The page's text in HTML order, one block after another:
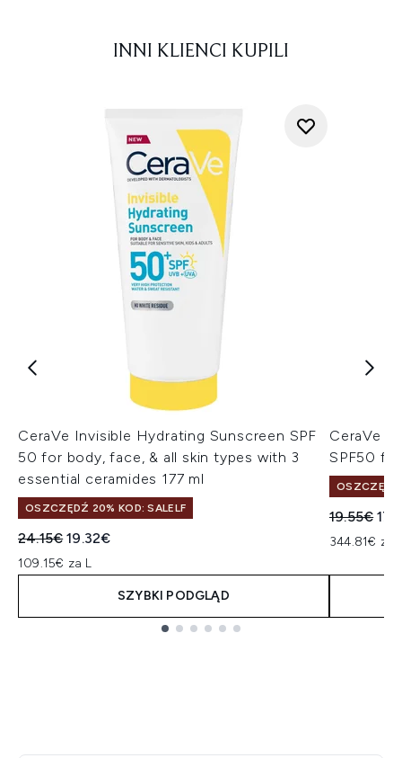
INNI KLIENCI KUPILI
CeraVe Invisible Hydrating Sunscreen SPF
50 for body, face, & all skin types with 3
essential ceramides 177 ml
OSZCZĘDŹ 20% KOD: SALELF
Sugerowana cena detaliczna:
24.15€Aktualna cena:
19.32€
109.15€ za L
SZYBKI PODGLĄD
CeraVe
SPF50
OSZCZĘDŹ
19.55€
344.81€ za